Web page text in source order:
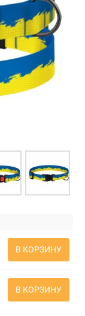
В КОРЗИНУ
В КОРЗИНУ